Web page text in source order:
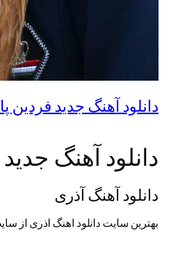
دانلود آهنگ جدید فردین
دانلود آهنگ
دانلود آهنگ آذری
بهترین سایت دانلود اهنگ اذری از